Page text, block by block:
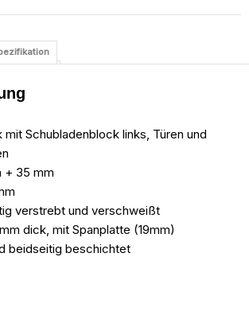
Schubladenblock links, Türen und
+ 35 mm
verstrebt und verschweißt
dick, mit Spanplatte (19mm)
beidseitig beschichtet